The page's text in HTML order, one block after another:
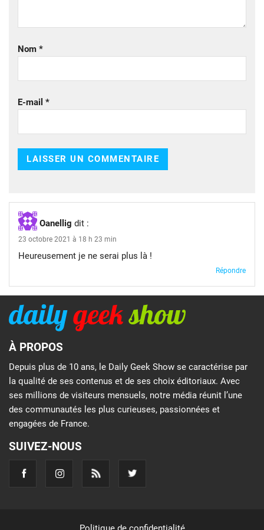
Nom *
E-mail *
Oanellig dit :
23 octobre 2021 à 18 h 23 min
Heureusement je ne serai plus là !
Répondre
À PROPOS
Depuis plus de 10 ans, le Daily Geek Show se caractérise par
la qualité de ses contenus et de ses choix éditoriaux. Avec
ses millions de visiteurs mensuels, notre média réunit l’une
des communautés les plus curieuses, passionnées et
engagées de France.
SUIVEZ-NOUS